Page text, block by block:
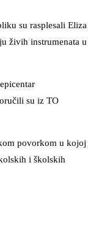
su rasplesali Eliza
živih instrumenata u
su iz TO
povorkom u kojoj
i školskih